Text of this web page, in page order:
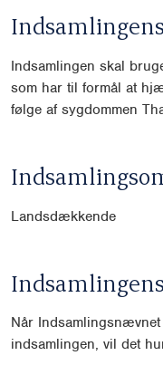
Indsamlingen skal
som har til formål at
følge af sygdommen
Landsdækkende
Når
indsamlingen, vil det